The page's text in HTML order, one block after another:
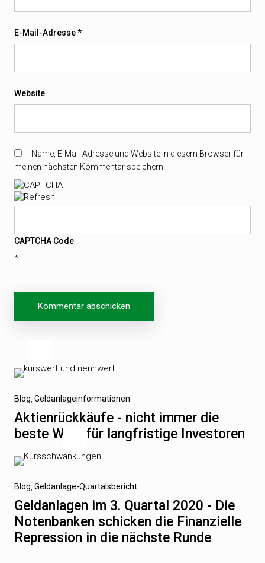
E-Mail-Adresse*
Website
Name, E-Mail-Adresse und Website in diesem Browser für
meinen nächsten Kommentar speichern.
CAPTCHA Code
*
Beitragsnavigation
Vorheriger
Beitrag
Blog Geldanlageinformationen
Aktienrückkäufe - nicht immer die
beste Wahl für langfristige Investoren
Nächster
Beitrag
Blog Geldanlage-Quartalsbericht
Geldanlagen im 3. Quartal 2020 - Die
Notenbanken schicken die Finanzielle
Repression in die nächste Runde